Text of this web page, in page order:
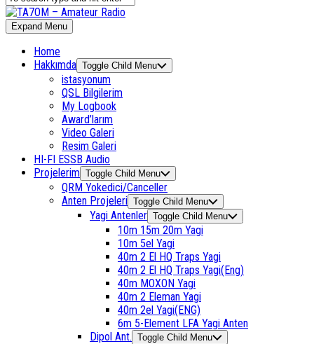
Expand Menu
Home
Hakkımda Toggle Child Menu
istasyonum
QSL Bilgilerim
My Logbook
Award’larım
Video Galeri
Resim Galeri
HI-FI ESSB Audio
Projelerim Toggle Child Menu
QRM Yokedici/Canceller
Anten Projeleri Toggle Child Menu
Yagi Antenler Toggle Child Menu
10m 15m 20m Yagi
10m 5el Yagi
40m 2 El HQ Traps Yagi
40m 2 El HQ Traps Yagi(Eng)
40m MOXON Yagi
40m 2 Eleman Yagi
40m 2el Yagi(ENG)
6m 5-Element LFA Yagi Anten
Dipol Ant. Toggle Child Menu